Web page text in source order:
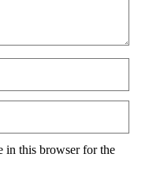
in this browser for the